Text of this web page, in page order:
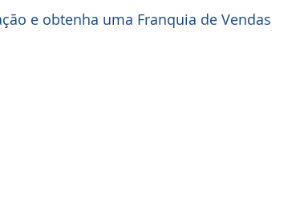
e obtenha uma Franquia de Vendas